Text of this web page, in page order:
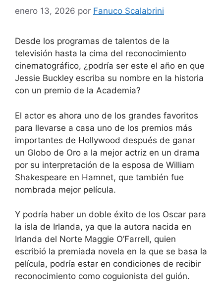
enero 13, 2026 por Fanuco Scalabrini
Desde los programas de talentos de la
televisión hasta la cima del reconocimiento
cinematográfico, ¿podría ser este el año en que
Jessie Buckley escriba su nombre en la historia
con un premio de la Academia?
El actor es ahora uno de los grandes favoritos
para llevarse a casa uno de los premios más
importantes de Hollywood después de ganar
un Globo de Oro a la mejor actriz en un drama
por su interpretación de la esposa de William
Shakespeare en Hamnet, que también fue
nombrada mejor película.
Y podría haber un doble éxito de los Oscar para
la isla de Irlanda, ya que la autora nacida en
Irlanda del Norte Maggie O’Farrell, quien
escribió la premiada novela en la que se basa la
película, podría estar en condiciones de recibir
reconocimiento como coguionista del guión.